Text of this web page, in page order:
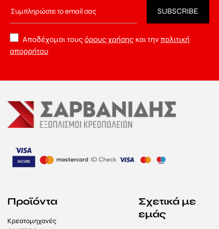
Αποδέχομαι τους όρους χρήσης και τηνπολιτική
απορρήτου
Προϊόντα
Κρεατομηχανές
Σχετικά με
εμάς